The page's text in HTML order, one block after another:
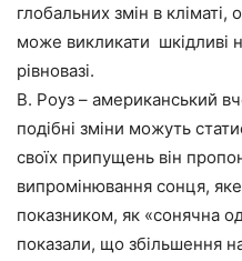
глобальних змін в
може викликати шкідливі
рівновазі.
В. Роуз – американський
подібні зміни можуть
своїх припущень він
випромінювання сонця,
показником, як «сонячна
показали, що збільшення